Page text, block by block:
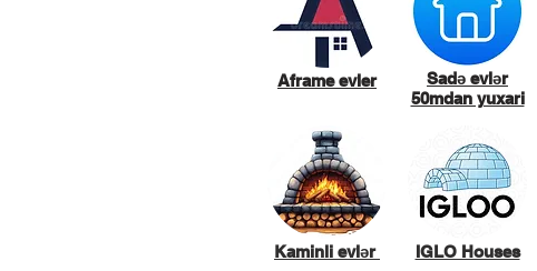
Aframe evler
Kaminli evlər
Sadə evlər
50mdan yuxari
IGLO Houses